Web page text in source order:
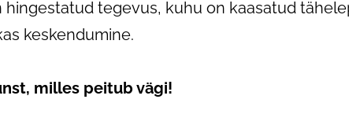
hingestatud tegevus, kuhu on kaasatud
keskendumine.
milles peitub vägi!